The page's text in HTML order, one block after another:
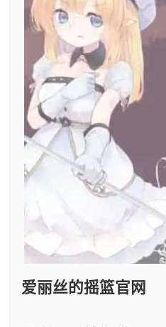
爱丽丝的摇篮官网